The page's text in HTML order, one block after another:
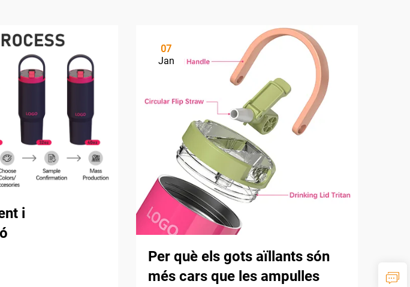
i
07
Jan
Per què els gots aïllants són
més cars que les ampulles